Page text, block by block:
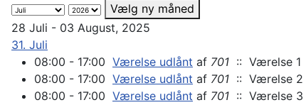
Vælg ny måned
28 Juli - 03 August, 2025
31. Juli
08:00 - 17:00 Værelse udlånt af 701 :: Værelse 1
08:00 - 17:00 Værelse udlånt af 701 :: Værelse 2
08:00 - 17:00 Værelse udlånt af 701 :: Værelse 3